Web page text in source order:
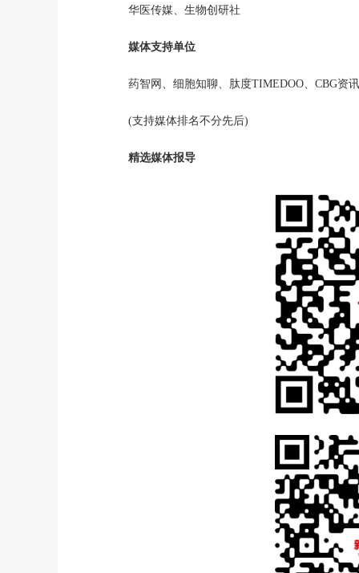
华医传媒、生物创研社
媒体支持单位
药智网、细胞知聊、肽度TIMEDOO、CBG
(支持媒体排名不分先后)
精选媒体报导